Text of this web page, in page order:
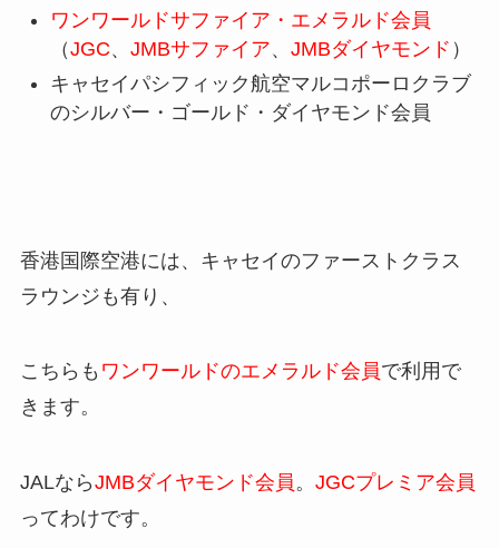
ワンワールドサファイア・エメラルド会員
（JGC、 JMBサファイア、 JMBダイヤモンド ）
キャセイパシフィック航空マルコポーロクラブ
のシルバー・ゴールド・ダイヤモンド会員
香港国際空港には、キャセイのファーストクラス
ラウンジも有り、
こちらも ワンワールドのエメラルド会員で利用で
きます。
JALならJMBダイヤモンド会員。 JGCプレミア会員
ってわけです。